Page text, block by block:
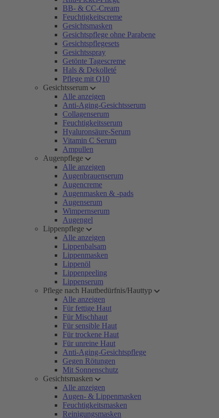
BB- & CC-Cream
Feuchtigkeitscreme
Gesichtsmasken
Gesichtspflege ohne Parabene
Gesichtspflegesets
Gesichtsspray
Getönte Tagescreme
Hals & Dekolleté
Pflege mit Q10
Gesichtsserum
Alle anzeigen
Anti-Aging-Gesichtsserum
Collagenserum
Feuchtigkeitsserum
Hyaluronsäure-Serum
Vitamin C Serum
Ampullen
Augenpflege
Alle anzeigen
Augenbrauenserum
Augencreme
Augenmasken & -pads
Augenserum
Wimpernserum
Augengel
Lippenpflege
Alle anzeigen
Lippenbalsam
Lippenmasken
Lippenöl
Lippenpeeling
Lippenserum
Pflege nach Hautbedürfnis/Hauttyp
Alle anzeigen
Für fettige Haut
Für Mischhaut
Für sensible Haut
Für trockene Haut
Für unreine Haut
Anti-Aging-Gesichtspflege
Gegen Rötungen
Mit Sonnenschutz
Gesichtsmasken
Alle anzeigen
Augen- & Lippenmasken
Feuchtigkeitsmasken
Reinigungsmasken